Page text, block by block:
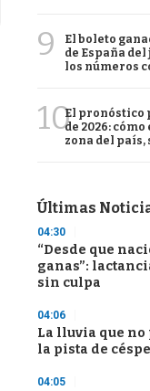
9
El boleto
de España del
los números
10El pronóstico
de 2026:
zona del país,
Últimas
04:30
“Desde que
ganas”:
sin culpa
04:06
La lluvia que no
la pista de
04:05